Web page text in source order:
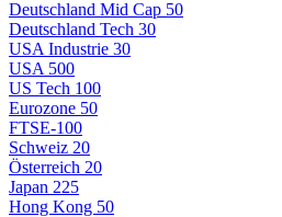
Deutschland Mid Cap 50
Deutschland Tech 30
USA Industrie 30
USA 500
US Tech 100
Eurozone 50
FTSE-100
Schweiz 20
Österreich 20
Japan 225
Hong Kong 50